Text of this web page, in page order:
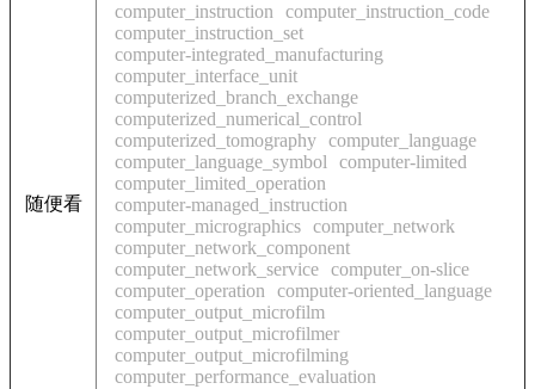
随便看
computer_instruction
computer_instruction_code
computer_instruction_set
computer-integrated_manufacturing
computer_interface_unit
computerized_branch_exchange
computerized_numerical_control
computerized_tomography computer_language
computer_language_symbol
computer-limited
computer_limited_operation
computer-managed_instruction
computer_micrographics computer_network
computer_network_component
computer_network_service computer_on-slice
computer_operation
computer-oriented_language
computer_output_microfilm
computer_output_microfilmer
computer_output_microfilming
computer_performance_evaluation